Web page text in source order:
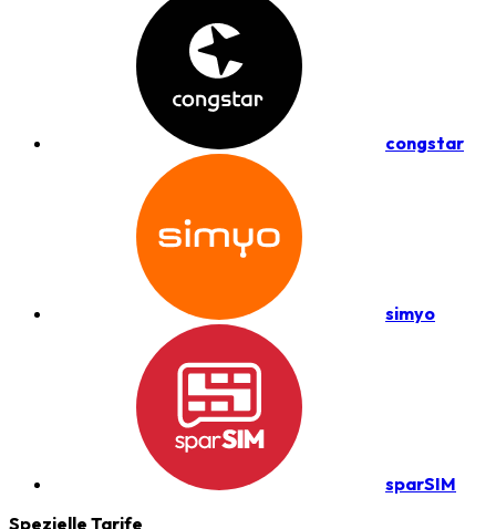
congstar
simyo
sparSIM
Spezielle Tarife